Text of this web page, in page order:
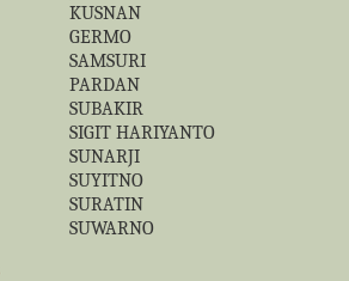
KUSNAN
GERMO
SAMSURI
PARDAN
SUBAKIR
SIGIT HARIYANTO
SUNARJI
SUYITNO
SURATIN
SUWARNO